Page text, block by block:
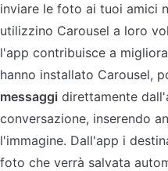
inviare le foto ai tuoi amici
utilizzino Carousel a loro
l'app contribuisce a
hanno installato Carousel,
messaggi direttamente
conversazione, inserendo
l'immagine. Dall'app i
foto che verrà salvata